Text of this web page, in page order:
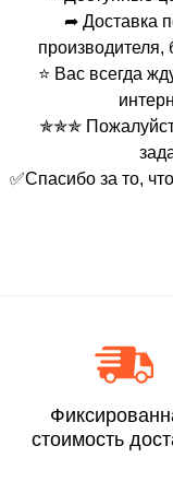
➦ Доставка
производителя,
⭐ Вас всегда
✯✯✯
✅Спасибо за то,
стоимость